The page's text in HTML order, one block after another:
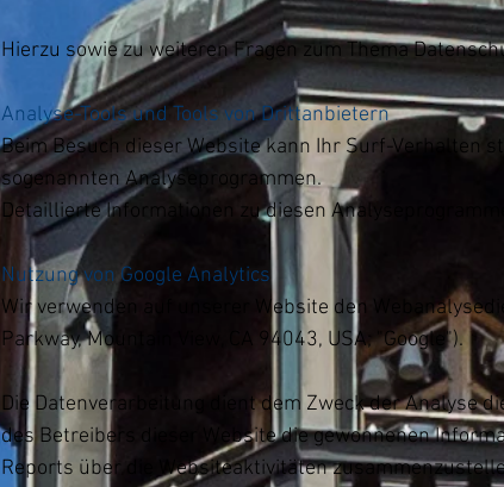
Hierzu sowie zu weiteren Fragen zum Thema
Analyse-Tools und Tools von Drittanbietern
Beim Besuch dieser Website kann Ihr Surf-Verhalten
sogenannten Analyseprogrammen.
Detaillierte Informationen zu diesen
Nutzung von Google Analytics
Wir verwenden auf unserer Website den
Parkway, Mountain View, CA 94043, USA; "Google").
Die Datenverarbeitung dient dem Zweck der Analyse
des Betreibers dieser Website die gewonnenen
Reports über die Websiteaktivitäten